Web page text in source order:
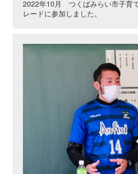
2022年10月 つくばみらい市子育
レードに参加しました。